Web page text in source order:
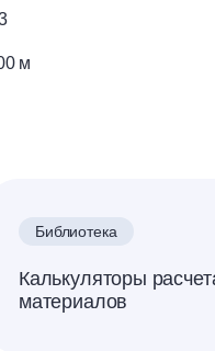
м
Библиотека
Калькуляторы
материалов